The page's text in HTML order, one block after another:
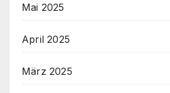
Mai 2025
April 2025
März 2025